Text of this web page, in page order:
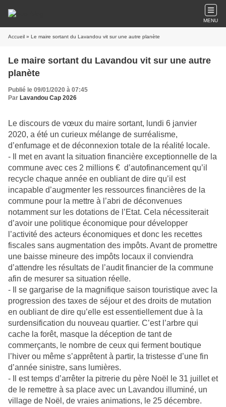
MENU
Accueil » Le maire sortant du Lavandou vit sur une autre planète
Le maire sortant du Lavandou vit sur une autre
planète
Publié le 09/01/2020 à 07:45
Par Lavandou Cap 2026
Le discours de vœux du maire sortant, lundi 6 janvier
2020, a été un curieux mélange de surréalisme,
d’enfumage et de déconnexion totale de la réalité locale.
- Il met en avant la situation financière exceptionnelle de la
commune avec ces 2 millions € d’autofinancement qu’il
recycle chaque année en oubliant de dire qu’il est
incapable d’augmenter les ressources financières de la
commune pour la mettre à l’abri de déconvenues
notamment sur les dotations de l’Etat. Cela nécessiterait
d’avoir une politique économique pour développer
l’activité des acteurs économiques et donc les recettes
fiscales sans augmentation des impôts. Avant de promettre
une baisse mineure des impôts locaux il conviendra
d’attendre les résultats de l’audit financier de la commune
afin de mesurer sa situation réelle.
- Il se gargarise de la magnifique saison touristique avec la
progression des taxes de séjour et des droits de mutation
en oubliant de dire qu’elle est essentiellement due à la
surdensification du nouveau quartier. C’est l’arbre qui
cache la forêt, masque la déception de tant de
commerçants, le nombre de ceux qui ferment boutique
l’hiver ou même s’apprêtent à partir, la tristesse d’une fin
d’année sinistre, sans lumières.
- Il est temps d’arrêter la pitrerie du père Noël le 31 juillet et
de le remettre à sa place avec un Lavandou illuminé, un
village de Noël, de vraies animations, le 25 décembre.